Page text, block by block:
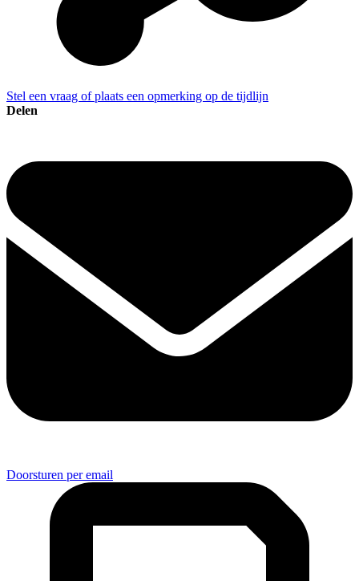
Stel een vraag of plaats een opmerking op de tijdlijn
Delen
Doorsturen per email